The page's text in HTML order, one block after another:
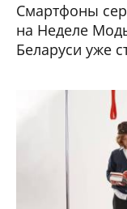
Смартфоны
на Неделе
Беларуси уже